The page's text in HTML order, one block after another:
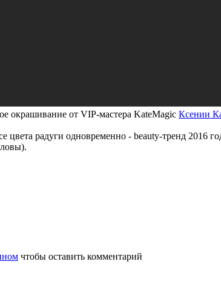
окрашивание от VIP-мастера KateMagic Ксении
радуги одновременно - beauty-тренд 2016
чтобы оставить комментарий